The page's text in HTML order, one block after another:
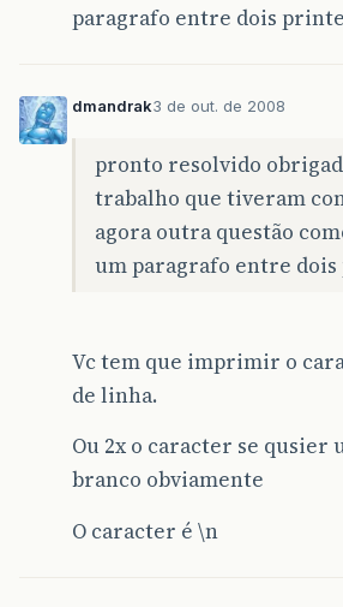
}
paragrafo entre dois
dmandrak3 de out. de 2008
pronto resolvido
trabalho que tiveram
agora outra questão
um paragrafo entre dois
Vc tem que imprimir o
de linha.
Ou 2x o caracter se qusier
branco obviamente
O caracter é \n